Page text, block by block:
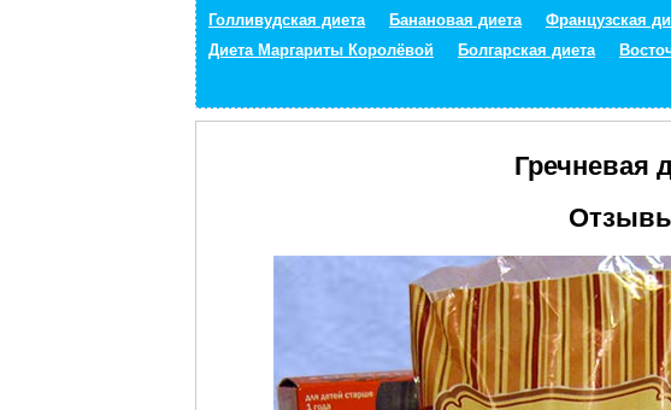
Голливудская диета
Банановая диета Французская
Диета Маргариты Королёвой
Болгарская диета
Гречневая